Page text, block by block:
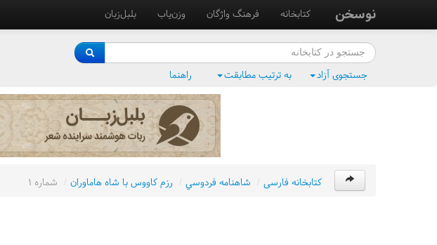
نوسخن کتابخانه فرهنگ واژگان وزن‌یاب بلبل‌زبان
جستجوی آزاد به ترتیب مطابقت راهنما
کتابخانه فارسی / شاهنامه فردوسي / رزم کاووس با شاه هاماوران / شماره ١